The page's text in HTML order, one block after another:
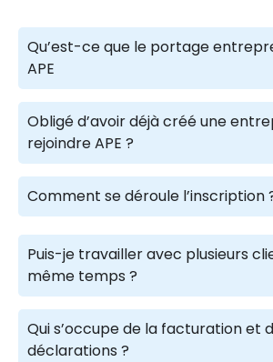
Qu’est-ce que le portage
APE
Obligé d’avoir déjà créé une
rejoindre APE ?
Comment se déroule l’inscription
Puis-je travailler avec plusieurs
même temps ?
Qui s’occupe de la facturation et
déclarations ?